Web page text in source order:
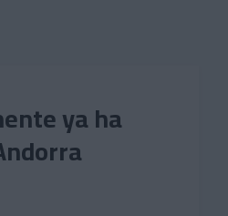
ya ha